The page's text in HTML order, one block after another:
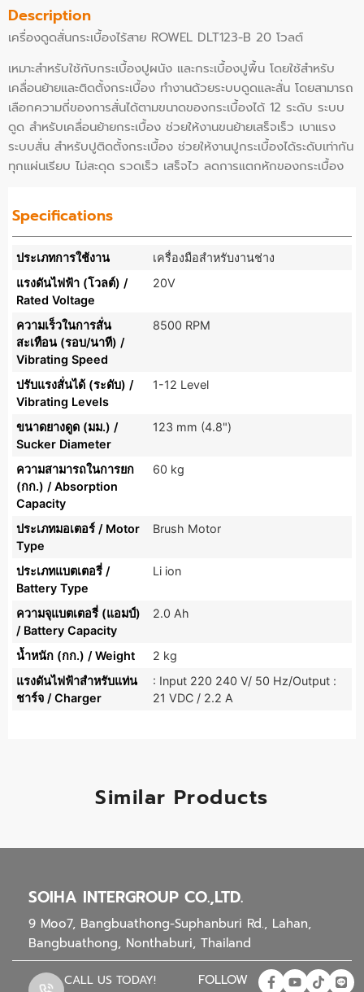
Description
เครื่องดูดสั่นกระเบื้องไร้สาย ROWEL DLT123-B 20 โวลต์
เหมาะสำหรับใช้กับกระเบื้องปูผนัง และกระเบื้องปูพื้น โดยใช้สำหรับ
เคลื่อนย้ายและติดตั้งกระเบื้อง ทำงานด้วยระบบดูดและสั่น โดยสามารถ
เลือกความถี่ของการสั่นได้ตามขนาดของกระเบื้องได้ 12 ระดับ ระบบ
ดูด สำหรับเคลื่อนย้ายกระเบื้อง ช่วยให้งานขนย้ายเสร็จเร็ว เบาแรง
ระบบสั่น สำหรับปูติดตั้งกระเบื้อง ช่วยให้งานปูกระเบื้องได้ระดับเท่ากัน
ทุกแผ่นเรียบ ไม่สะดุด รวดเร็ว เสร็จไว ลดการแตกหักของกระเบื้อง
Specifications
ประเภทการใช้งาน
เครื่องมือสำหรับงานช่าง
แรงดันไฟฟ้า (โวลต์) /
Rated Voltage
20V
ความเร็วในการสั่น
สะเทือน (รอบ/นาที) /
Vibrating Speed
8500 RPM
ปรับแรงสั่นได้ (ระดับ) /
Vibrating Levels
1-12 Level
ขนาดยางดูด (มม.) /
Sucker Diameter
123 mm (4.8")
ความสามารถในการยก
(กก.) / Absorption
Capacity
60 kg
ประเภทมอเตอร์ / Motor
Type
Brush Motor
ประเภทแบตเตอรี่ /
Battery Type
Li ion
ความจุแบตเตอรี่ (แอมป์)
/ Battery Capacity
2.0 Ah
น้ำหนัก (กก.) / Weight
2 kg
แรงดันไฟฟ้าสำหรับแท่น
ชาร์จ / Charger
: Input 220 240 V/ 50 Hz/Output :
21 VDC / 2.2 A
Similar Products
SOIHA INTERGROUP CO.,LTD.
9 Moo7, Bangbuathong-Suphanburi Rd., Lahan,
Bangbuathong, Nonthaburi, Thailand
CALL US TODAY! FOLLOW